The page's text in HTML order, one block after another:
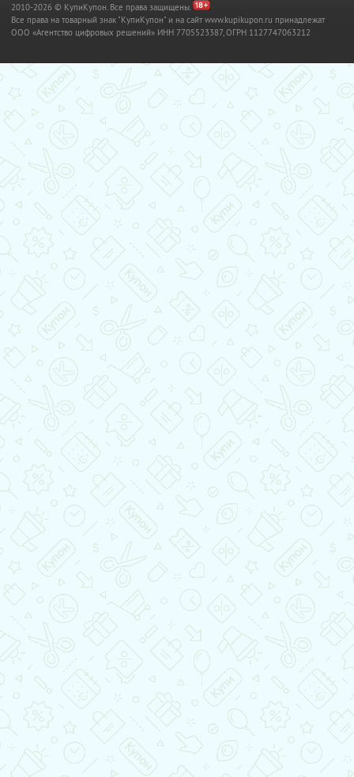
2010-2026 © КупиКупон. Все права защищены.
Все права на товарный знак "КупиКупон" и на сайт www.kupikupon.ru принадлежат
OOO «Агентство цифровых решений» ИНН 7705523387, ОГРН 1127747063212